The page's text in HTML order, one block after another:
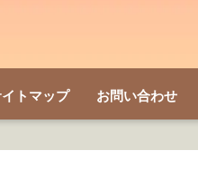
トマップ お問い合わせ